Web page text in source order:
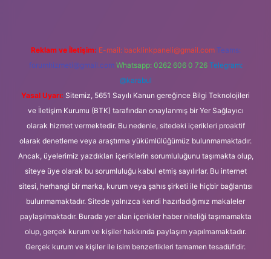
Reklam ve İletişim: E-mail: backlinkpaneli@gmail.com Teams:
forumhizmeti@gmail.com Whatsapp: 0262 606 0 726 Telegram:
@karabul
Yasal Uyarı: Sitemiz, 5651 Sayılı Kanun gereğince Bilgi Teknolojileri
ve İletişim Kurumu (BTK) tarafından onaylanmış bir Yer Sağlayıcı
olarak hizmet vermektedir. Bu nedenle, sitedeki içerikleri proaktif
olarak denetleme veya araştırma yükümlülüğümüz bulunmamaktadır.
Ancak, üyelerimiz yazdıkları içeriklerin sorumluluğunu taşımakta olup,
siteye üye olarak bu sorumluluğu kabul etmiş sayılırlar. Bu internet
sitesi, herhangi bir marka, kurum veya şahıs şirketi ile hiçbir bağlantısı
bulunmamaktadır. Sitede yalnızca kendi hazırladığımız makaleler
paylaşılmaktadır. Burada yer alan içerikler haber niteliği taşımamakta
olup, gerçek kurum ve kişiler hakkında paylaşım yapılmamaktadır.
Gerçek kurum ve kişiler ile isim benzerlikleri tamamen tesadüfidir.